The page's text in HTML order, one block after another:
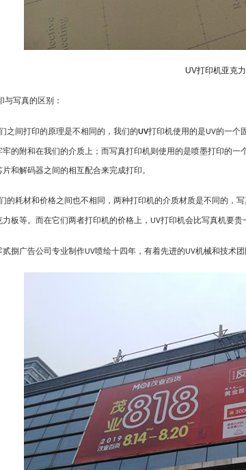
UV打印机亚克
与写真的区别：
之间打印的原理是不相同的，我们的UV打印机使用的是UV的一个
牢的附和在我们的介质上；而写真打印机则使用的是喷墨打印的一
片和解码器之间的相互配合来完成打印。
的耗材和价格之间也不相同，两种打印机的介质材质是不同的，
力板等。而在它们两者打印机的价格上， UV打印机会比写真机要贵
贰捌广告公司专业制作UV喷绘十四年，有着先进的UV机械和技术团